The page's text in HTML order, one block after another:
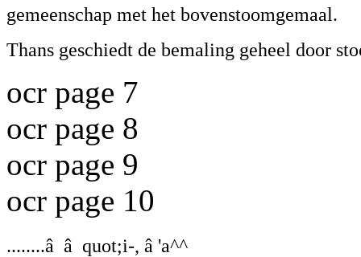
gemeenschap met het bovenstoomgemaal.
Thans geschiedt de bemaling geheel door
ocr page 7
ocr page 8
ocr page 9
ocr page 10
........â â quot;i-, â 'a^^